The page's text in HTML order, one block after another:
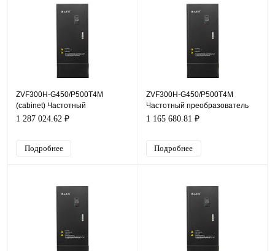
ZVF300H-G450/P500T4M
(cabinet) Частотный
преобразователь ZVF300H,
1 287 024.62 ₽
Подробнее
ZVF300H-G450/P500T4M
Частотный преобразователь
ZVF300H, 380В, 450кВт, 790А
1 165 680.81 ₽
Подробнее